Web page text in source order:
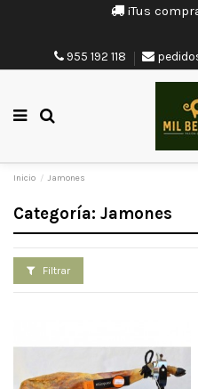
¡Tus
955 192 118
Inicio Jamones
Categoría: Jamones
Filtrar